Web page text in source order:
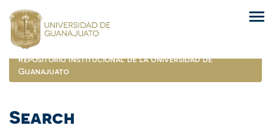
navigation
Repositorio Institucional de la Universidad de
Guanajuato
Search